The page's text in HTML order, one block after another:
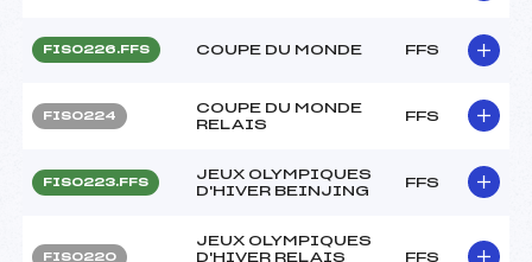
FIS0226.FFS COUPE DU MONDE FFS
FIS0224
COUPE DU MONDE
RELAIS
FFS
FIS0223.FFS
JEUX OLYMPIQUES
D'HIVER BEINJING
FFS
FIS0220
JEUX OLYMPIQUES
D'HIVER RELAIS
FFS